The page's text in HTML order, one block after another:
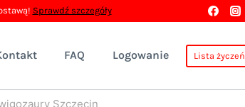
Sprawdź szczegóły
FAQ Logowanie Lista życzeń
Szczecin